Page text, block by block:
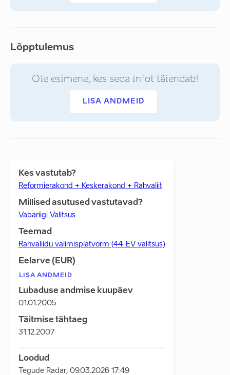
Lõpptulemus
Ole esimene, kes seda infot täiendab!
LISA ANDMEID
Kes vastutab?
Reformierakond + Keskerakond + Rahvaliit
Millised asutused vastutavad?
Vabariigi Valitsus
Teemad
Rahvaliidu valimisplatvorm (44. EV valitsus)
Eelarve (EUR)
LISA ANDMEID
Lubaduse andmise kuupäev
01.01.2005
Täitmise tähtaeg
31.12.2007
Loodud
Tegude Radar, 09.03.2026 17:49